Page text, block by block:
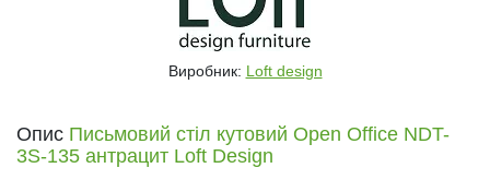
Виробник: Loft design
Опис Письмовий стіл кутовий Open Office NDT-
3S-135 антрацит Loft Design